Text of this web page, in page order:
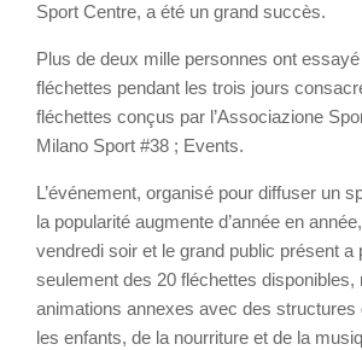
Sport Centre, a été un grand succès.
Plus de deux mille personnes ont
fléchettes pendant les trois jours
fléchettes conçus par l’Associazione
Milano Sport #38 ; Events.
L’événement, organisé pour diffuser un
la popularité augmente d’année en
vendredi soir et le grand public présent a
seulement des 20 fléchettes disponibles,
animations annexes avec des structures
les enfants, de la nourriture et de la